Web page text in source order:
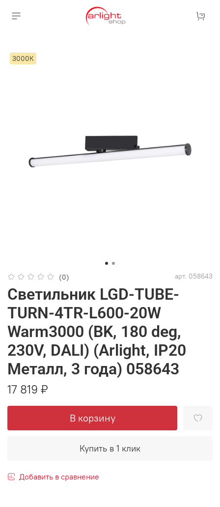
3000К
(0) арт. 058643
Светильник LGD-TUBE-
TURN-4TR-L600-20W
Warm3000 (BK, 180 deg,
230V, DALI) (Arlight, IP20
Металл, 3 года) 058643
17 819 ₽
В корзину
Купить в 1 клик
Добавить в сравнение